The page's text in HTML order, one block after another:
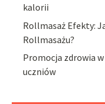
kalorii
Rollmasaż Efekty:
Rollmasażu?
Promocja zdrowia w
uczniów